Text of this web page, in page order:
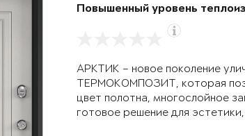
Повышенный уровень
АРКТИК – новое поколение
ТЕРМОКОМПОЗИТ, которая
цвет полотна, многослойное
готовое решение для